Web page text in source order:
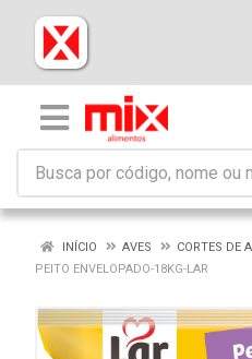
INÍCIO AVES
CORTES DE
PEITO ENVELOPADO-18KG-LAR